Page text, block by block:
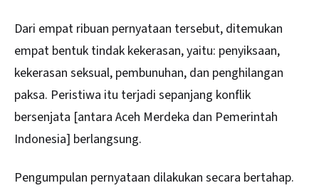
Dari empat ribuan pernyataan tersebut, ditemukan
empat bentuk tindak kekerasan, yaitu: penyiksaan,
kekerasan seksual, pembunuhan, dan penghilangan
paksa. Peristiwa itu terjadi sepanjang konflik
bersenjata [antara Aceh Merdeka dan Pemerintah
Indonesia] berlangsung.
Pengumpulan pernyataan dilakukan secara bertahap.